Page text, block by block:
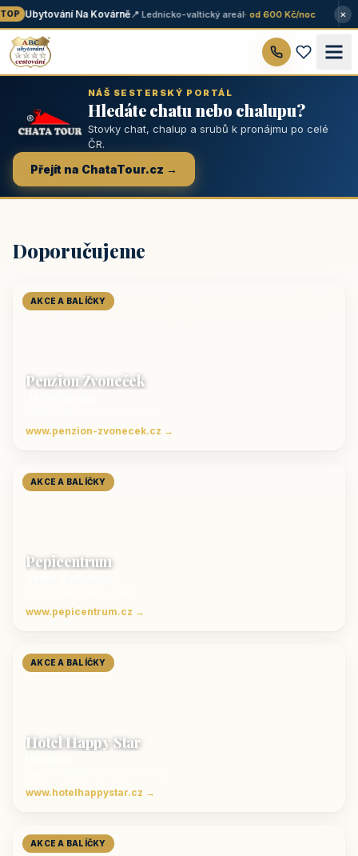
Ubytování Na Kovárně📍 Lednicko-valtický areál· od 600 Kč/noc ×
NÁŠ SESTERSKÝ PORTÁL
Hledáte chatu nebo chalupu?
Stovky chat, chalup a srubů k pronájmu po celé
ČR.
Přejít na ChataTour.cz →
Doporučujeme
AKCE A BALÍČKY
Penzion Zvoneček
www.penzion-zvonecek.cz →
AKCE A BALÍČKY
Pepicentrum
www.pepicentrum.cz →
AKCE A BALÍČKY
Hotel Happy Star
www.hotelhappystar.cz →
AKCE A BALÍČKY